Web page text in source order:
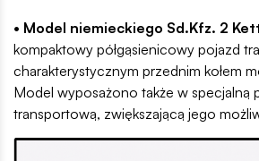
• Model niemieckiego Sd.Kfz. 2
kompaktowy półgąsienicowy pojazd
charakterystycznym przednim kołem
Model wyposażono także w specjalną
transportową, zwiększającą jego